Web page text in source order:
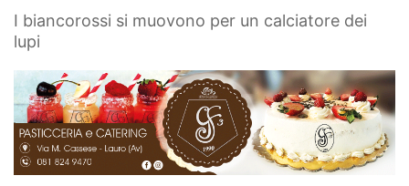
I biancorossi si muovono per un calciatore dei
lupi